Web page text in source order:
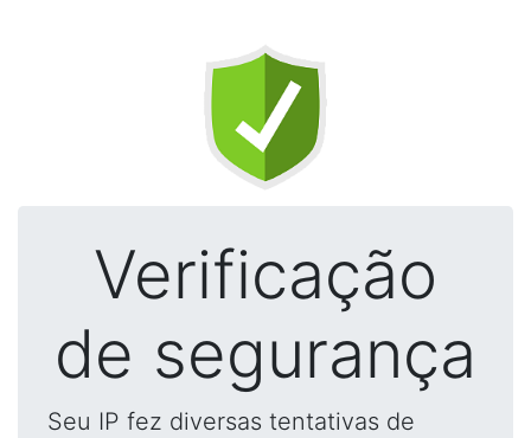
Verificação
de segurança
Seu IP fez diversas tentativas de